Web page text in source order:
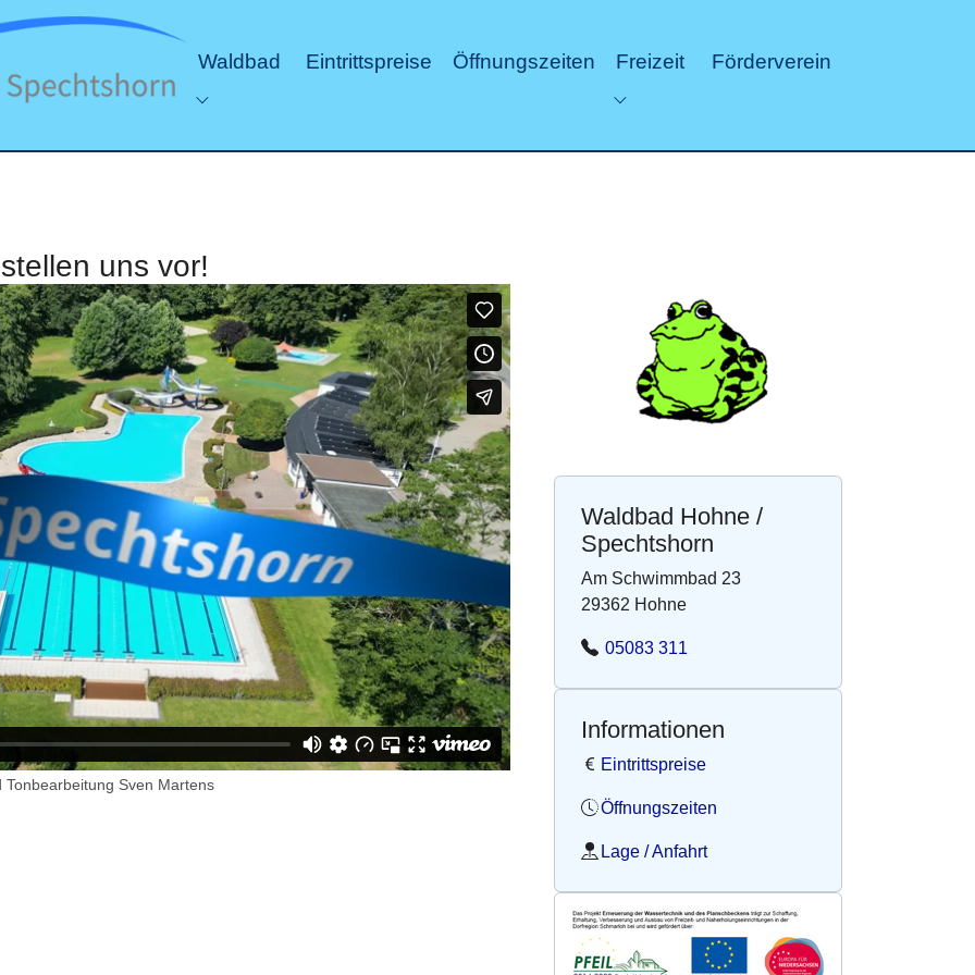
Waldbad
Submenu for "Waldbad"
Eintrittspreise Öffnungszeiten Freizeit
Submenu for "Freizeit"
Förderverein
Sven Martens
uns vor!
Waldbad Hohne /
Spechtshorn
Am Schwimmbad 23
29362 Hohne
05083 311
Informationen
Eintrittspreise
Öffnungszeiten
Lage / Anfahrt